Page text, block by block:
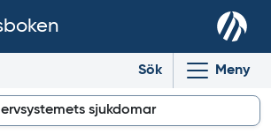
Sök Meny
sjukdomar